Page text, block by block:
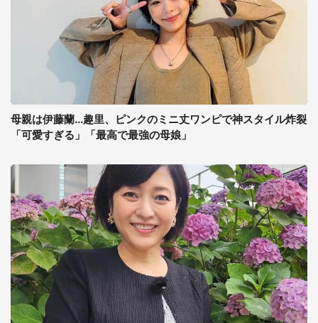
母親は伊藤蘭...趣里、ピンクのミニ丈ワンピで神スタイル炸裂
「可愛すぎる」「最高で最強の母娘」